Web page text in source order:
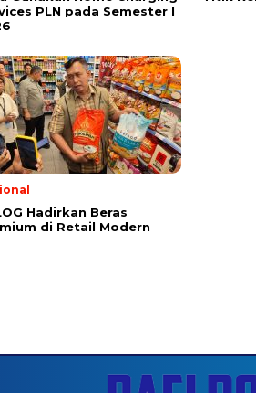
PLN pada Semester I
Hadirkan Beras
di Retail Modern